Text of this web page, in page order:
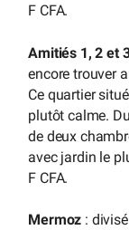
F CFA.
Amitiés 1, 2 et
encore trouver
Ce quartier
plutôt calme.
de deux
avec jardin le
F CFA.
Mermoz :